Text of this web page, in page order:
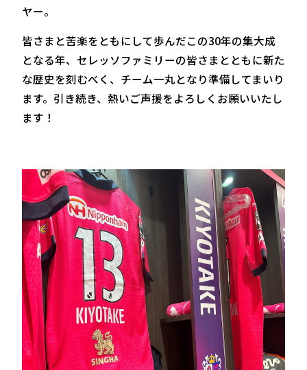
ヤー。
皆さまと苦楽をともにして歩んだこの30年の集大成
となる年、セレッソファミリーの皆さまとともに新た
な歴史を刻むべく、チーム一丸となり準備してまいり
ます。引き続き、熱いご声援をよろしくお願いいたし
ます！